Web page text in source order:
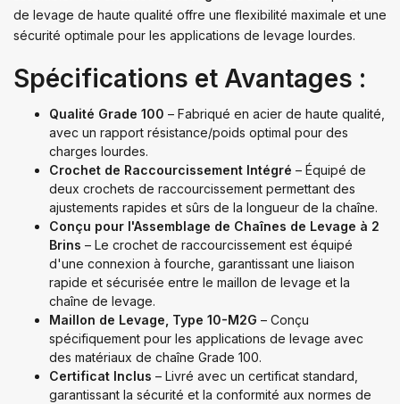
de levage de haute qualité offre une flexibilité maximale et une
sécurité optimale pour les applications de levage lourdes.
Spécifications et Avantages :
Qualité Grade 100 – Fabriqué en acier de haute qualité,
avec un rapport résistance/poids optimal pour des
charges lourdes.
Crochet de Raccourcissement Intégré – Équipé de
deux crochets de raccourcissement permettant des
ajustements rapides et sûrs de la longueur de la chaîne.
Conçu pour l'Assemblage de Chaînes de Levage à 2
Brins – Le crochet de raccourcissement est équipé
d'une connexion à fourche, garantissant une liaison
rapide et sécurisée entre le maillon de levage et la
chaîne de levage.
Maillon de Levage, Type 10-M2G – Conçu
spécifiquement pour les applications de levage avec
des matériaux de chaîne Grade 100.
Certificat Inclus – Livré avec un certificat standard,
garantissant la sécurité et la conformité aux normes de